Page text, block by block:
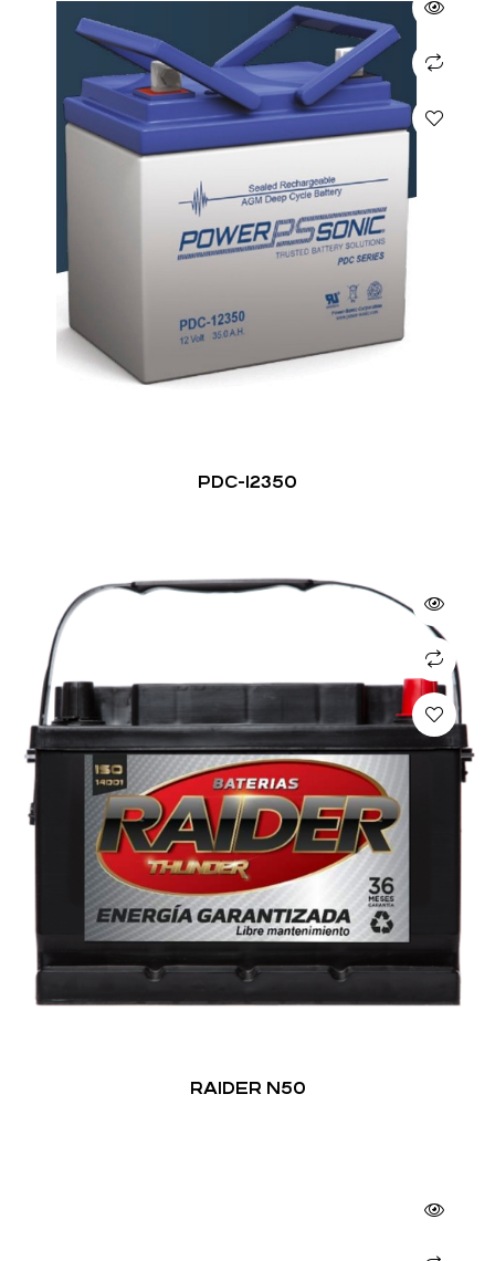
PDC-12350
RAIDER N50